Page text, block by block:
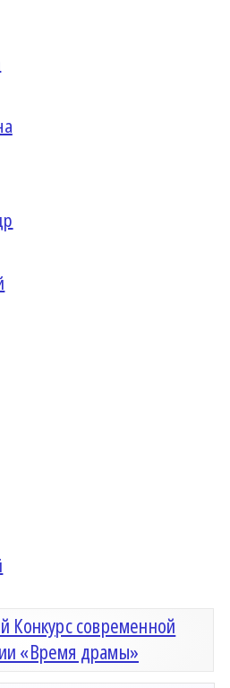
Конкурс современной
«Время драмы»